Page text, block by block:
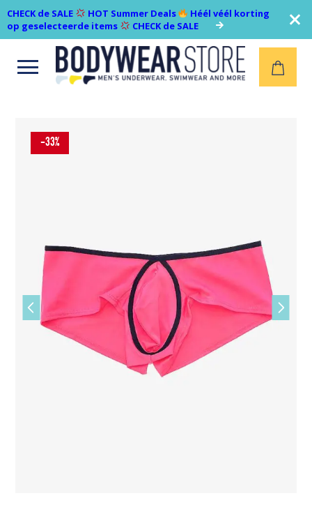
CHECK de SALE HOT Summer Deals
Héél véél korting
op geselecteerde items
CHECK de SALE
Open
-33%
Vorige
slide
slide